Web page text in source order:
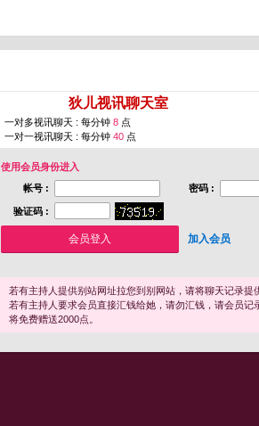
狄儿视讯聊天室
一对多视讯聊天 : 每分钟 8 点
一对一视讯聊天 : 每分钟 40 点
使用会员身份进入
帐号 :
密码 :
验证码 :
加入会员
若有主持人提供别站网址拉您到别网站，请将聊天记录提
若有主持人要求会员直接汇钱给她，请勿汇钱，请会员
将免费赠送2000点。